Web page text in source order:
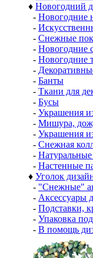
♦ Новогодний
- Новогодние
-
- Снежные
- Новогодние
- Новогодние
-
- Банты
- Ткани для
- Бусы
- Украшения
- Мишура,
- Украшения
- Снежная
- Натуральные
- Настенные
♦ Уголок
- "Снежные"
- Аксессуары
- Подставки,
- Упаковка
- В помощь